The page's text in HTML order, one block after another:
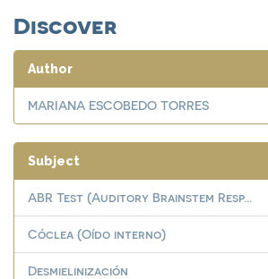
Discover
Author
MARIANA ESCOBEDO TORRES
Subject
ABR Test (Auditory Brainstem Resp...
Cóclea (Oído interno)
Desmielinización